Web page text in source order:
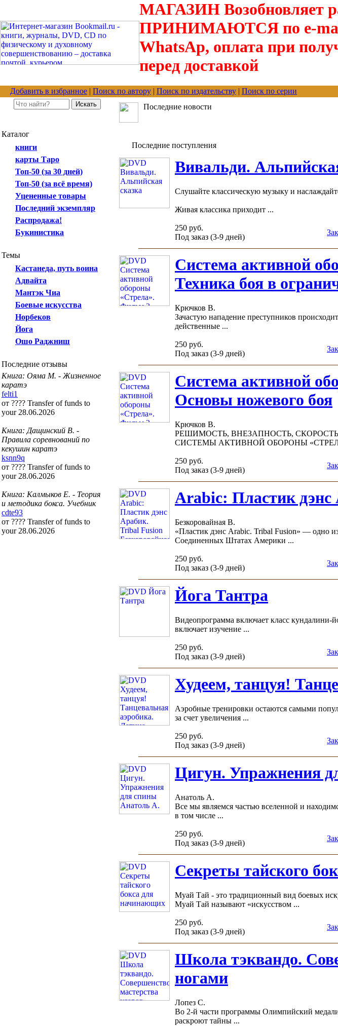
МАГАЗИН Возобновляет
ПРИНИМАЮТСЯ по e-mail:
WhatsAp, оплата при
перед доставкой
Добавить в избранное | Поиск по автору | Поиск по издательству | Поиск по серии
Каталог
книги
карты Таро
Топ-50 (за 30 дней)
Топ-50 (за всё время)
Уцененные товары
Последний экземпляр
Распродажа!
Букинистика
Темы
Кастанеда, путь воина
Адвайта
Мантэк Чиа
Боевые искусства
Норбеков
Йога
Ошо Раджниш
Последние отзывы
Книга: Ояма М. - Жизненное
каратэ
felti1
от ???? Transfer of funds to
your 28.06.2026
Книга: Дащинский В. -
Правила соревнований по
кекушин каратэ
ksnn9q
от ???? Transfer of funds to
your 28.06.2026
Книга: Калмыков Е. - Теория
и методика бокса. Учебник
cdte93
от ???? Transfer of funds to
your 28.06.2026
Последние новости
Последние поступления
Вивальди.
Слушайте классическую музыку и
Живая классика приходит ...
250 руб.
Под заказ (3-9 дней)
Система активной
Техника боя в
Крючков В.
Зачастую нападение преступников
действенные ...
250 руб.
Под заказ (3-9 дней)
Система активной
Основы ножевого боя
Крючков В.
РЕШИМОСТЬ, ВНЕЗАПНОСТЬ, СКОРОСТЬ,
СИСТЕМЫ АКТИВНОЙ ОБОРОНЫ
250 руб.
Под заказ (3-9 дней)
Arabic: Пластик
Безкоровайная В.
«Пластик дэнс Arabic. Tribal Fusion» — одно
Соединенных Штатах Америки ...
250 руб.
Под заказ (3-9 дней)
Йога Тантра
Видеопрограмма включает класс кундалини-
включает изучение ...
250 руб.
Под заказ (3-9 дней)
Худеем, танцуя!
Аэробные тренировки остаются самыми
за счет увеличения ...
250 руб.
Под заказ (3-9 дней)
Цигун. Упражнения
Анатоль А.
Все мы являемся частью вселенной и
в том числе ...
250 руб.
Под заказ (3-9 дней)
Секреты тайского
Муай Тай - это традиционный вид боевых
Муай Тай называют «искусством ...
250 руб.
Под заказ (3-9 дней)
Школа тэквандо.
ногами
Лопез С.
Во 2-й части программы Олимпийский
раскроют тайны ...